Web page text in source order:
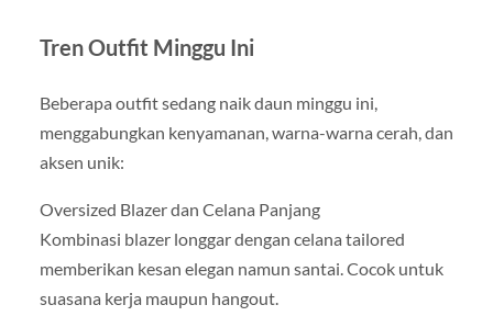
Tren Outfit Minggu Ini
Beberapa outfit sedang naik daun minggu ini,
menggabungkan kenyamanan, warna-warna cerah, dan
aksen unik:
Oversized Blazer dan Celana Panjang
Kombinasi blazer longgar dengan celana tailored
memberikan kesan elegan namun santai. Cocok untuk
suasana kerja maupun hangout.